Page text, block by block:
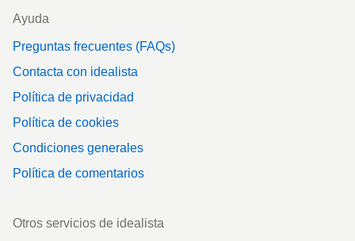
Ayuda
Preguntas frecuentes (FAQs)
Contacta con idealista
Política de privacidad
Política de cookies
Condiciones generales
Política de comentarios
Otros servicios de idealista